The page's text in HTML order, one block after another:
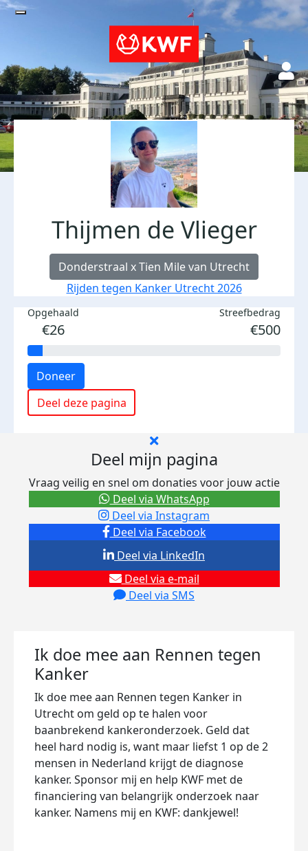
Thijmen de Vlieger
Donderstraal x Tien Mile van Utrecht
Rijden tegen Kanker Utrecht 2026
Opgehaald
€26
Streefbedrag
€500
Doneer
Deel deze pagina
Deel mijn pagina
Vraag veilig en snel om donaties voor jouw actie
Deel via Facebook
Deel via Instagram
Deel via e-mail
Deel via SMS
Deel via LinkedIn
Deel via WhatsApp
Ik doe mee aan Rennen tegen
Kanker
Ik doe mee aan Rennen tegen Kanker in
Utrecht om geld op te halen voor
baanbrekend kankeronderzoek. Geld dat
heel hard nodig is, want maar liefst 1 op de 2
mensen in Nederland krijgt de diagnose
kanker. Sponsor mij en help KWF met de
financiering van belangrijk onderzoek naar
kanker. Namens mij en KWF: dankjewel!